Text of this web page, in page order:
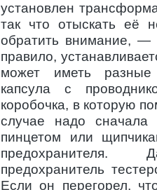
установлен
так что отыскать её
обратить внимание, —
правило,
может иметь
капсула с
коробочка, в которую
случае надо сначала
пинцетом или
предохранитель
Если он перегорел,